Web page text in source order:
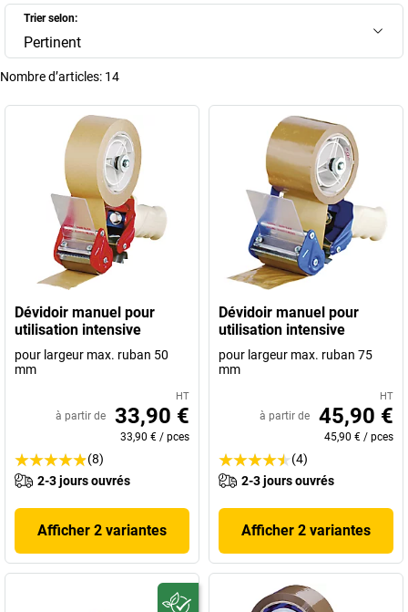
Trier selon:
Pertinent
Nombre d’articles: 14
Dévidoir manuel pour
utilisation intensive
pour largeur max. ruban 50
mm
HT
à partir de 33,90 €
33,90 € / pces
(8)
2-3 jours ouvrés
Afficher 2 variantes
Dévidoir manuel pour
utilisation intensive
pour largeur max. ruban 75
mm
HT
à partir de 45,90 €
45,90 € / pces
(4)
2-3 jours ouvrés
Afficher 2 variantes